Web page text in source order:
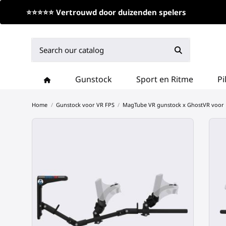
⭐⭐⭐⭐⭐ Vertrouwd door duizenden spelers
Gunstock Sport en Ritme
Home Gunstock voor VR FPS MagTube VR gunstock x GhostVR voor